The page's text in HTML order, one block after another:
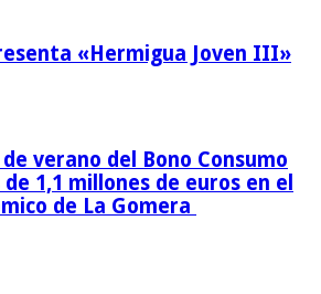
«Hermigua Joven III»
de verano del Bono Consumo
1,1 millones de euros en el
de La Gomera